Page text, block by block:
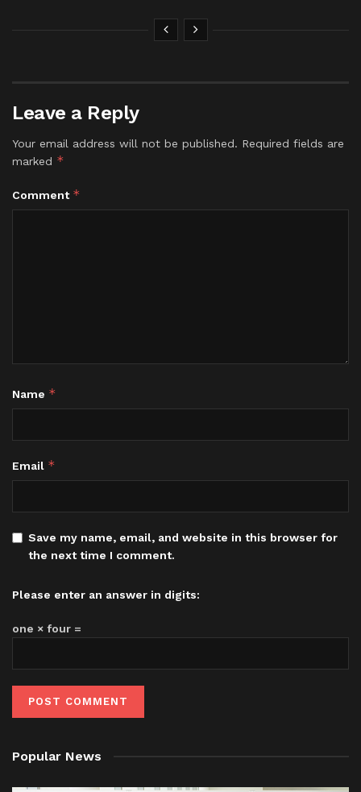
Leave a Reply
Your email address will not be published. Required fields are
marked *
Comment *
Name *
Email *
Save my name, email, and website in this browser for
the next time I comment.
Please enter an answer in digits:
one × four =
Popular News